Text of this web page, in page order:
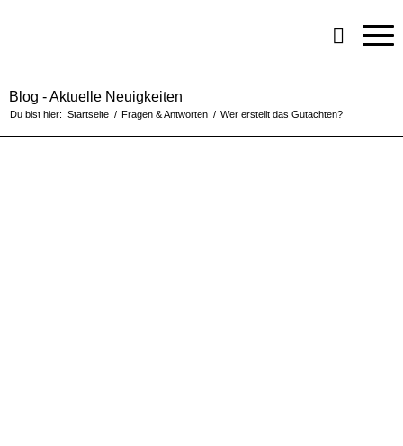
Blog - Aktuelle Neuigkeiten
Du bist hier: Startseite / Fragen & Antworten / Wer erstellt das Gutachten?